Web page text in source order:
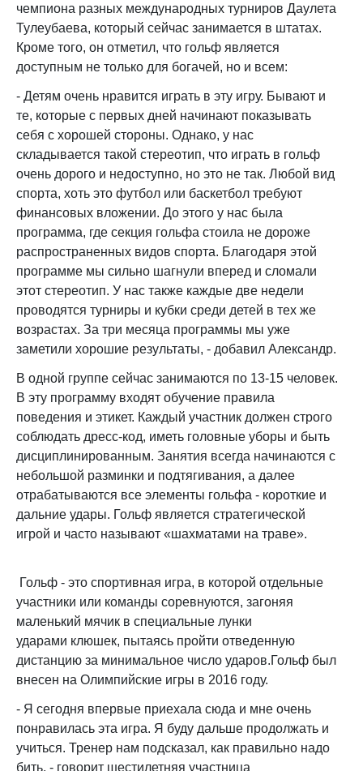
чемпиона разных международных турниров Даулета
Тулеубаева, который сейчас занимается в штатах.
Кроме того, он отметил, что гольф является
доступным не только для богачей, но и всем:
- Детям очень нравится играть в эту игру. Бывают и
те, которые с первых дней начинают показывать
себя с хорошей стороны. Однако, у нас
складывается такой стереотип, что играть в гольф
очень дорого и недоступно, но это не так. Любой вид
спорта, хоть это футбол или баскетбол требуют
финансовых вложении. До этого у нас была
программа, где секция гольфа стоила не дороже
распространенных видов спорта. Благодаря этой
программе мы сильно шагнули вперед и сломали
этот стереотип. У нас также каждые две недели
проводятся турниры и кубки среди детей в тех же
возрастах. За три месяца программы мы уже
заметили хорошие результаты, - добавил Александр.
В одной группе сейчас занимаются по 13-15 человек.
В эту программу входят обучение правила
поведения и этикет. Каждый участник должен строго
соблюдать дресс-код, иметь головные уборы и быть
дисциплинированным. Занятия всегда начинаются с
небольшой разминки и подтягивания, а далее
отрабатываются все элементы гольфа - короткие и
дальние удары. Гольф является стратегической
игрой и часто называют «шахматами на траве».
Гольф - это спортивная игра, в которой отдельные
участники или команды соревнуются, загоняя
маленький мячик в специальные лунки
ударами клюшек, пытаясь пройти отведенную
дистанцию за минимальное число ударов.Гольф был
внесен на Олимпийские игры в 2016 году.
- Я сегодня впервые приехала сюда и мне очень
понравилась эта игра. Я буду дальше продолжать и
учиться. Тренер нам подсказал, как правильно надо
бить, - говорит шестилетняя участница